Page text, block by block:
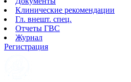
Клинические рекомендации
Гл. внешт. спец.
Отчеты ГВС
Журнал
Регистрация